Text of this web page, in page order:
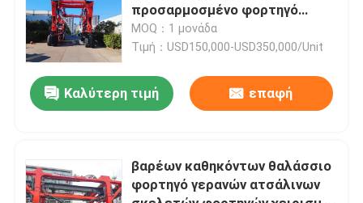
προσαρμοσμένο φορτηγό
ανυψωτών
εμπορευματοκιβωτίων
κατασκευαστής
MOQ：1 μονάδα
Τιμή：USD150,000-USD350,000/Unit
Καλύτερη τιμή επαφή
βαρέων καθηκόντων θαλάσσιο
φορτηγό γερανών ατσάλινων